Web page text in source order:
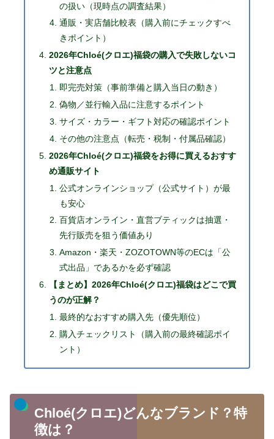
の扱い（現時点の調査結果）
通販・実店舗比較表（購入前にチェックすべ
きポイント）
2026年Chloé(クロエ)福袋の購入で失敗しないコ
ツと注意点
即完売対策（事前準備と購入当日の動き）
偽物／並行輸入品に注意するポイント
サイズ・カラー・ギフト対応の確認ポイント
その他の注意点（転売・税制・付属品確認）
2026年Chloé(クロエ)福袋をお得に買えるおすす
め通販サイト
公式オンラインショップ（公式サイト）が最
も安心
百貨店オンライン・直営ブティックは抽選・
先行販売を狙う価値あり
Amazon・楽天・ZOZOTOWN等のECは「公
式出品」であるかを必ず確認
【まとめ】2026年Chloé(クロエ)福袋はどこで買
うのが正解？
最終的なおすすめ購入先（優先順位）
購入チェックリスト（購入前の最終確認ポイ
ント）
Chloé(クロエ)どんなブランド？特
徴は？